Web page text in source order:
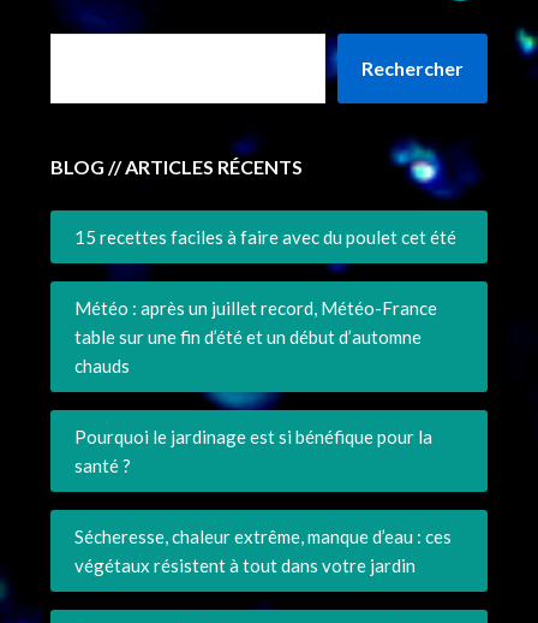
Rechercher
BLOG // ARTICLES RÉCENTS
15 recettes faciles à faire avec du poulet cet été
Météo : après un juillet record, Météo-France
table sur une fin d’été et un début d’automne
chauds
Pourquoi le jardinage est si bénéfique pour la
santé ?
Sécheresse, chaleur extrême, manque d’eau : ces
végétaux résistent à tout dans votre jardin